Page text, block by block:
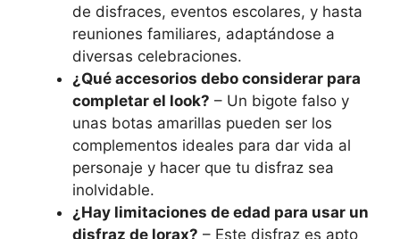
de disfraces, eventos escolares, y hasta
reuniones familiares, adaptándose a
diversas celebraciones.
¿Qué accesorios debo considerar para
completar el look? – Un bigote falso y
unas botas amarillas pueden ser los
complementos ideales para dar vida al
personaje y hacer que tu disfraz sea
inolvidable.
¿Hay limitaciones de edad para usar un
disfraz de lorax? – Este disfraz es apto